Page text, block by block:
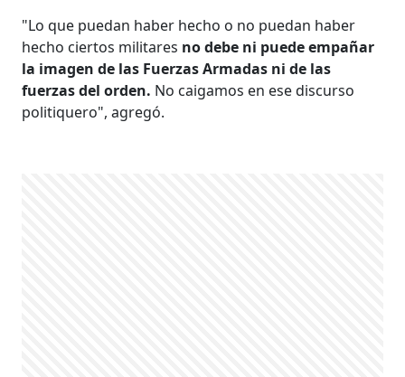
"Lo que puedan haber hecho o no puedan haber
hecho ciertos militares no debe ni puede empañar
la imagen de las Fuerzas Armadas ni de las
fuerzas del orden. No caigamos en ese discurso
politiquero", agregó.